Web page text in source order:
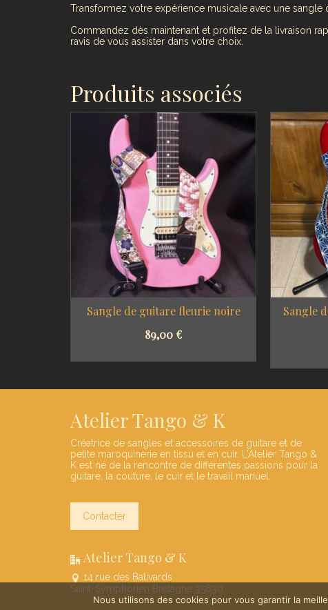
Transformez votre expérience musicale avec une sangle
Commandez dès maintenant et profitez de la livraison
ravis de vous assister dans votre choix.
Produits associés
Sangle de guitare fleurie noire
89,00 €
Sangle
Atelier Tango & K
Créatrice de sangles et accessoires de guitare et de
petite maroquinerie en tissu et en cuir. L'Atelier Tango &
K est né de la rencontre de différentes passions pour la
guitare, la couture, le cuir et le travail manuel.
Contacter
Atelier Tango & K
14 rue des Balivards
Saint-Symphorien Bretagne 35630
Nous utilisons des cookies pour vous garantir la